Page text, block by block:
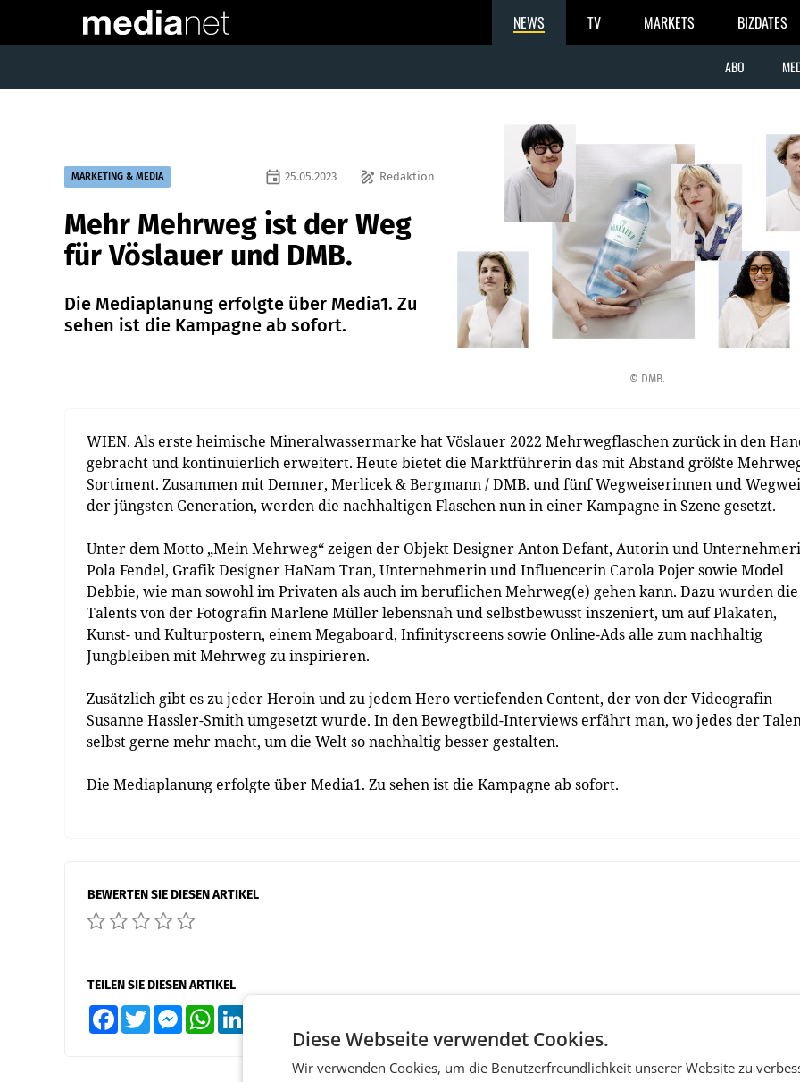
NEWS TV MARKETS BIZDATES
ABO
© DMB.
MARKETING & MEDIA draw Redaktion
event 25.05.2023
Mehr Mehrweg ist der Weg
für Vöslauer und DMB.
Die Mediaplanung erfolgte über Media1. Zu
sehen ist die Kampagne ab sofort.
WIEN. Als erste heimische Mineralwassermarke hat Vöslauer 2022 Mehrwegflaschen zurück in den
gebracht und kontinuierlich erweitert. Heute bietet die Marktführerin das mit Abstand größte
Sortiment. Zusammen mit Demner, Merlicek & Bergmann / DMB. und fünf Wegweiserinnen und
der jüngsten Generation, werden die nachhaltigen Flaschen nun in einer Kampagne in Szene gesetzt.
Unter dem Motto „Mein Mehrweg“ zeigen der Objekt Designer Anton Defant, Autorin und
Pola Fendel, Grafik Designer HaNam Tran, Unternehmerin und Influencerin Carola Pojer sowie Model
Debbie, wie man sowohl im Privaten als auch im beruflichen Mehrweg(e) gehen kann. Dazu wurden die
Talents von der Fotografin Marlene Müller lebensnah und selbstbewusst inszeniert, um auf Plakaten,
Kunst- und Kulturpostern, einem Megaboard, Infinityscreens sowie Online-Ads alle zum nachhaltig
Jungbleiben mit Mehrweg zu inspirieren.
Zusätzlich gibt es zu jeder Heroin und zu jedem Hero vertiefenden Content, der von der Videografin
Susanne Hassler-Smith umgesetzt wurde. In den Bewegtbild-Interviews erfährt man, wo jedes der
selbst gerne mehr macht, um die Welt so nachhaltig besser gestalten.
Die Mediaplanung erfolgte über Media1. Zu sehen ist die Kampagne ab sofort.
BEWERTEN SIE DIESEN ARTIKEL
TEILEN SIE DIESEN ARTIKEL
FacebookTwitter MessengerWhatsApp
Diese Webseite verwendet Cookies.
Wir verwenden Cookies, um die Benutzerfreundlichkeit unserer Website zu